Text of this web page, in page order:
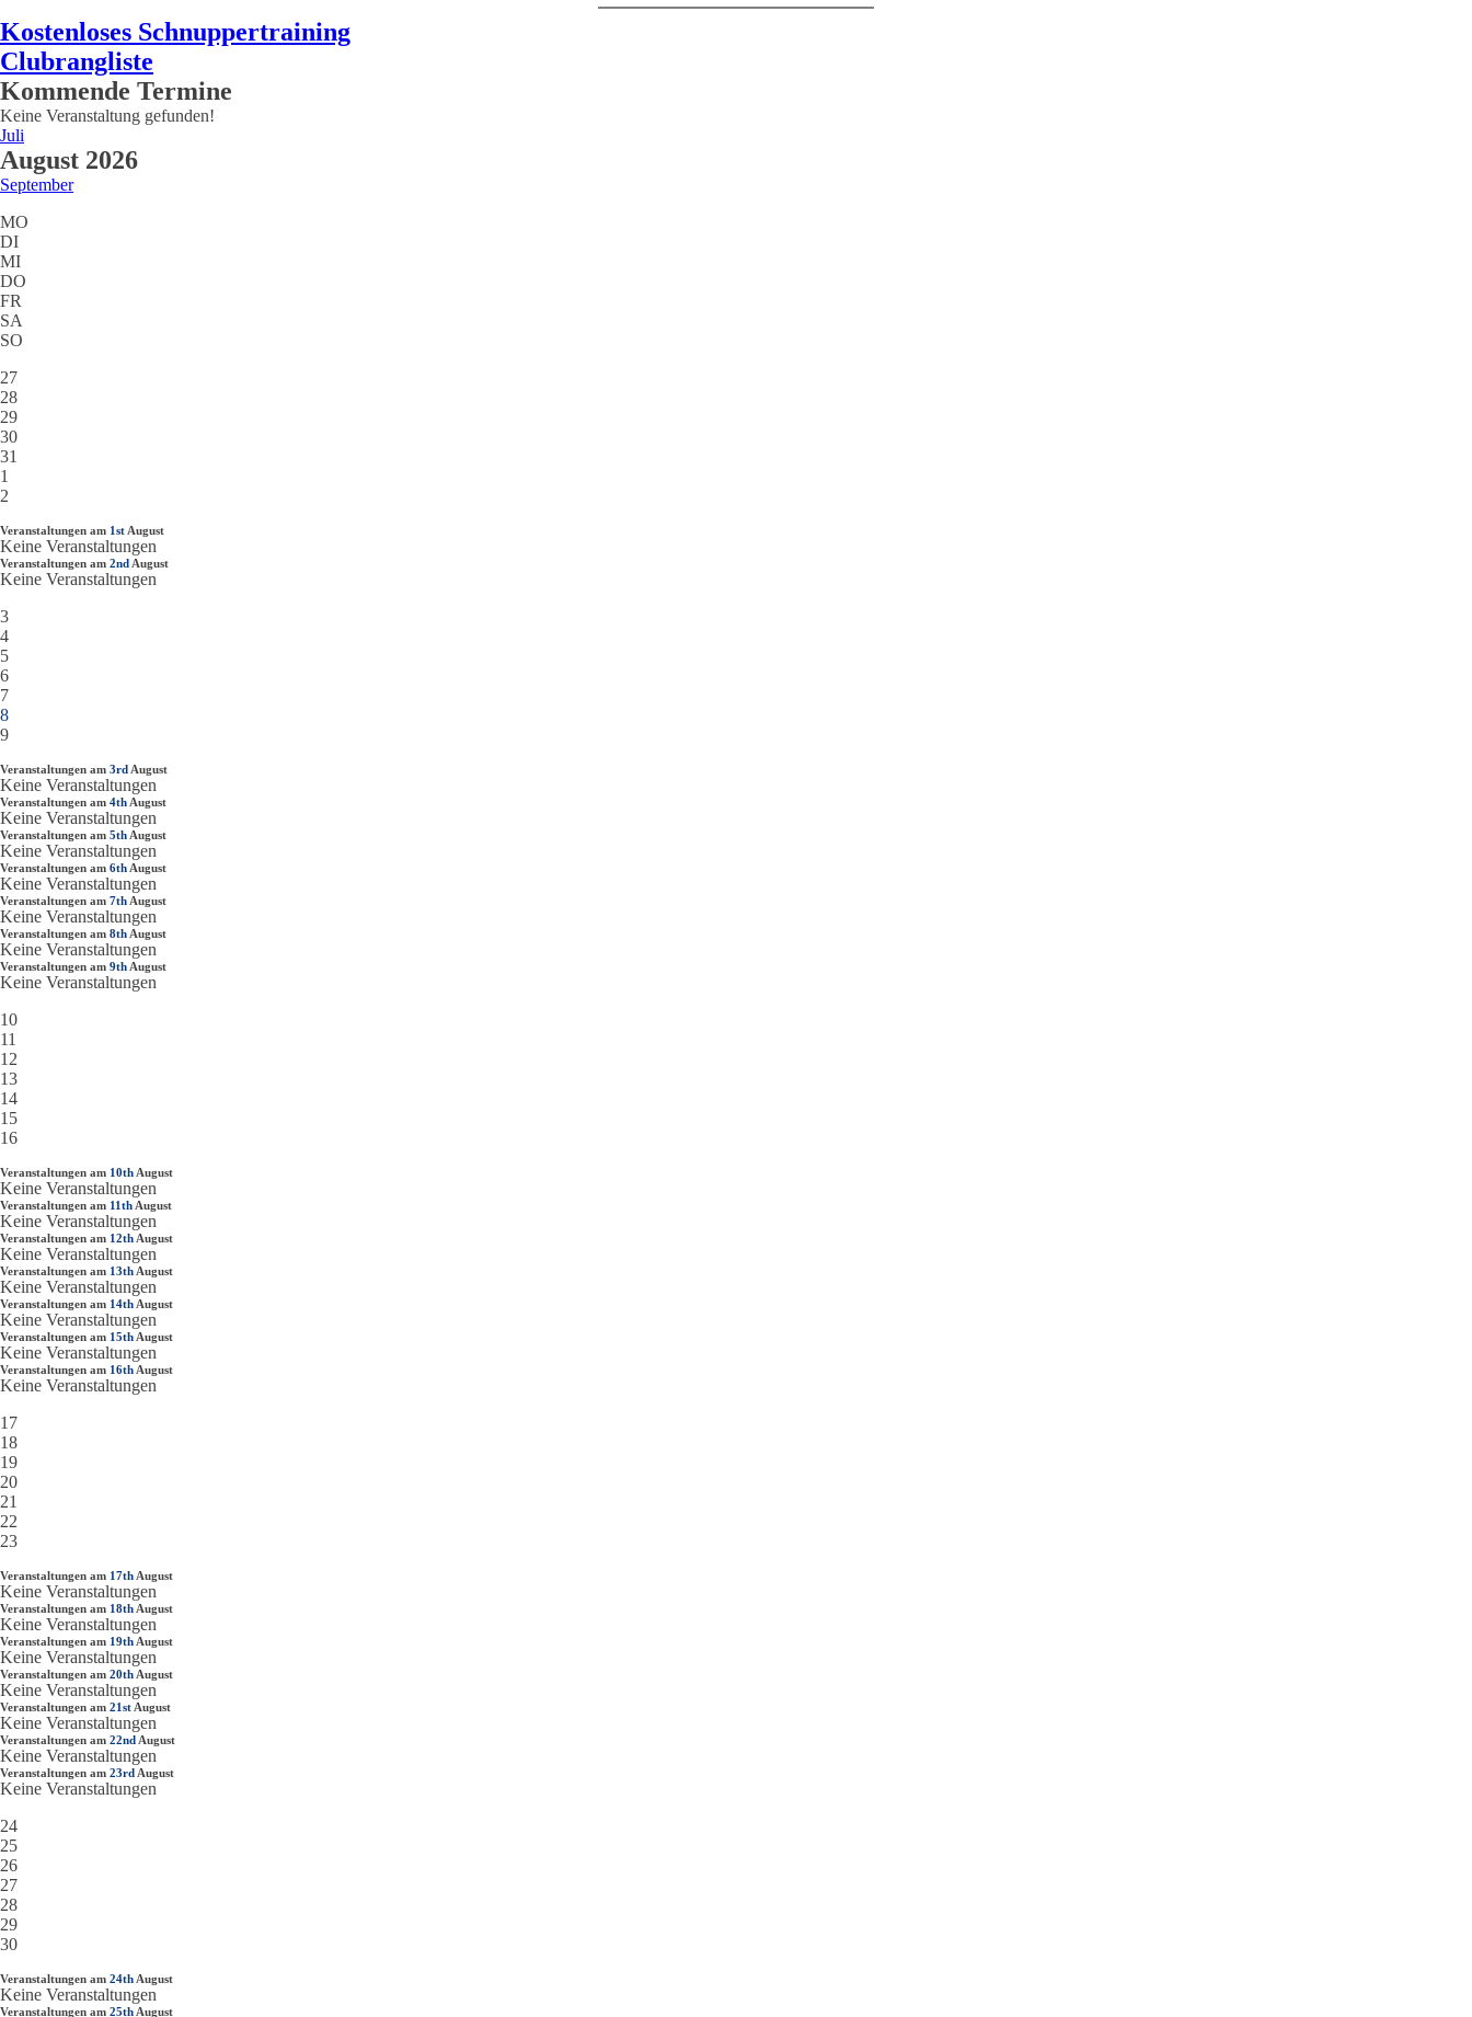
Kostenloses Schnuppertraining
Clubrangliste
Kommende Termine
Keine Veranstaltung gefunden!
Juli
August 2026
September
MO
DI
MI
DO
FR
SA
SO
27
28
29
30
31
1
2
Veranstaltungen am 1st August
Keine Veranstaltungen
Veranstaltungen am 2nd August
Keine Veranstaltungen
3
4
5
6
7
8
9
Veranstaltungen am 3rd August
Keine Veranstaltungen
Veranstaltungen am 4th August
Keine Veranstaltungen
Veranstaltungen am 5th August
Keine Veranstaltungen
Veranstaltungen am 6th August
Keine Veranstaltungen
Veranstaltungen am 7th August
Keine Veranstaltungen
Veranstaltungen am 8th August
Keine Veranstaltungen
Veranstaltungen am 9th August
Keine Veranstaltungen
10
11
12
13
14
15
16
Veranstaltungen am 10th August
Keine Veranstaltungen
Veranstaltungen am 11th August
Keine Veranstaltungen
Veranstaltungen am 12th August
Keine Veranstaltungen
Veranstaltungen am 13th August
Keine Veranstaltungen
Veranstaltungen am 14th August
Keine Veranstaltungen
Veranstaltungen am 15th August
Keine Veranstaltungen
Veranstaltungen am 16th August
Keine Veranstaltungen
17
18
19
20
21
22
23
Veranstaltungen am 17th August
Keine Veranstaltungen
Veranstaltungen am 18th August
Keine Veranstaltungen
Veranstaltungen am 19th August
Keine Veranstaltungen
Veranstaltungen am 20th August
Keine Veranstaltungen
Veranstaltungen am 21st August
Keine Veranstaltungen
Veranstaltungen am 22nd August
Keine Veranstaltungen
Veranstaltungen am 23rd August
Keine Veranstaltungen
24
25
26
27
28
29
30
Veranstaltungen am 24th August
Keine Veranstaltungen
Veranstaltungen am 25th August